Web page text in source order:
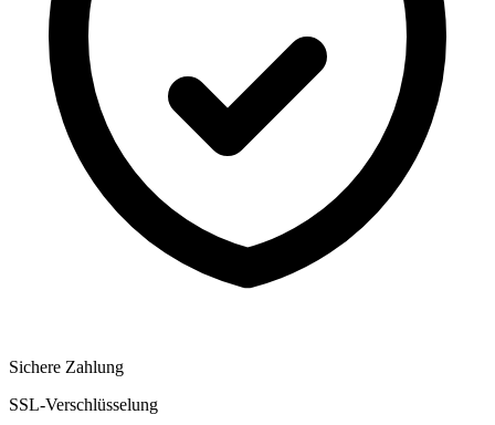
Sichere Zahlung
SSL-Verschlüsselung